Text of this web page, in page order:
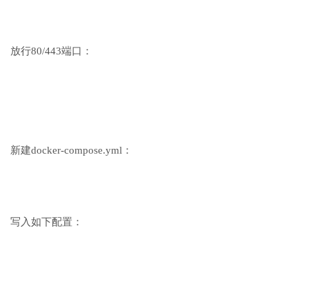
放行80/443端口：
新建docker-compose.yml：
写入如下配置：